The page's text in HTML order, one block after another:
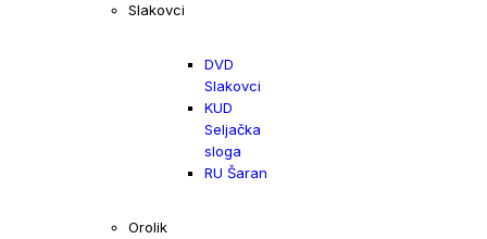
Slakovci
DVD
Slakovci
KUD
Seljačka
sloga
RU Šaran
Orolik